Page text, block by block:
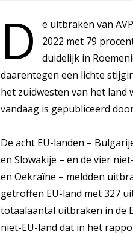
D
e uitbraken van
2022 met 79
duidelijk in
daarentegen een lichte
het zuidwesten van het land
vandaag is gepubliceerd
De acht EU-landen –
en Slowakije – en de vier
en Oekraïne – meldden
getroffen EU-land met 327
totaalaantal uitbraken in de
niet-EU-land dat in het